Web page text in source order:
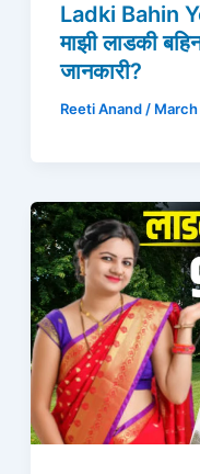
Ladki Bahin
माझी लाडकी
जानकारी?
Reeti Anand/